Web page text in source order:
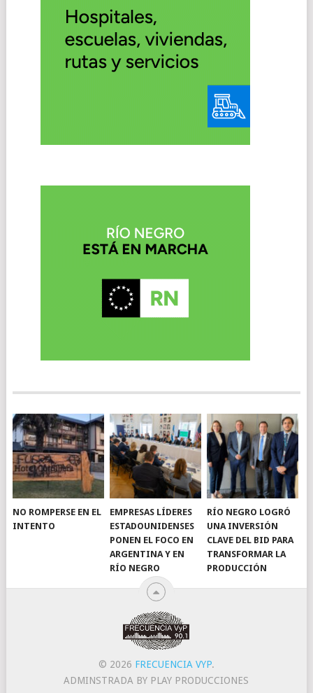
NO ROMPERSE EN EL
INTENTO
EMPRESAS LÍDERES
ESTADOUNIDENSES
PONEN EL FOCO EN
ARGENTINA Y EN
RÍO NEGRO
RÍO NEGRO LOGRÓ
UNA INVERSIÓN
CLAVE DEL BID PARA
TRANSFORMAR LA
PRODUCCIÓN
© 2026 FRECUENCIA VYP.
ADMINSTRADA BY PLAY PRODUCCIONES